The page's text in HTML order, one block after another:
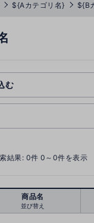
${Aカテゴリ名} ${B
む
結果: 0件 0～0件を表示
商品名
並び替え